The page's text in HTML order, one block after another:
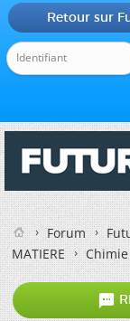
Retour sur
Forum
MATIERE
Chimie
